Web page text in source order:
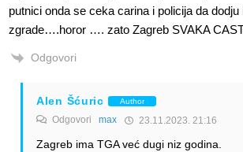
putnici onda se ceka carina i policija da
zgrade….horor …. zato Zagreb SVAKA
Odgovori
Alen Šćuric Author
Odgovori max 23.11.2023. 21:16
Zagreb ima TGA već dugi niz godina.